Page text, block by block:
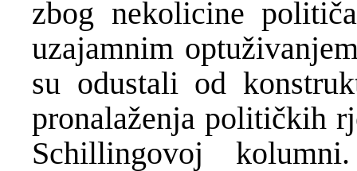
zbog nekolicine
uzajamnim
su odustali od
pronalaženja političkih
Schillingovoj